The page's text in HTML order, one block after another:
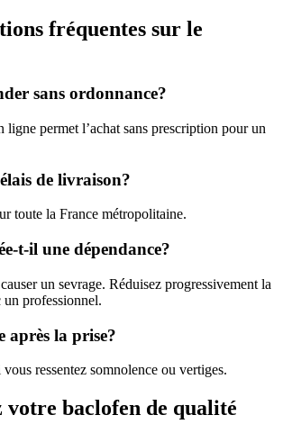
fréquentes sur le
sans ordonnance?
ligne permet l’achat sans prescription pour un
de livraison?
toute la France métropolitaine.
t-il une dépendance?
un sevrage. Réduisez progressivement la
un professionnel.
après la prise?
ressentez somnolence ou vertiges.
votre baclofen de qualité